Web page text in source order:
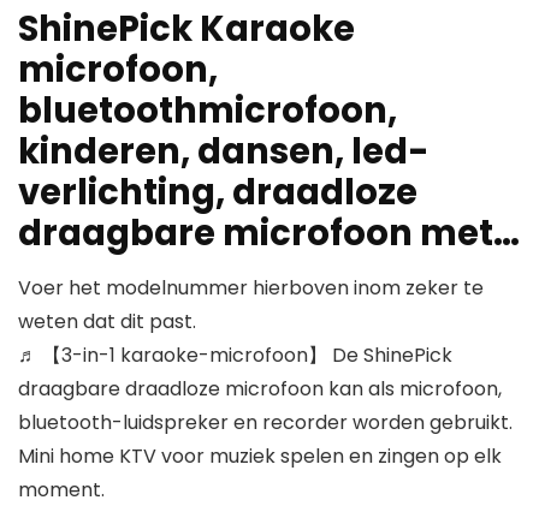
ShinePick Karaoke
microfoon,
bluetoothmicrofoon,
kinderen, dansen, led-
verlichting, draadloze
draagbare microfoon met…
Voer het modelnummer hierboven inom zeker te
weten dat dit past.
♬ 【3-in-1 karaoke-microfoon】 De ShinePick
draagbare draadloze microfoon kan als microfoon,
bluetooth-luidspreker en recorder worden gebruikt.
Mini home KTV voor muziek spelen en zingen op elk
moment.